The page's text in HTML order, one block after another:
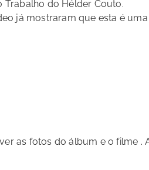
Trabalho do Hélder Couto.
já mostraram que esta é uma
as fotos do álbum e o filme .